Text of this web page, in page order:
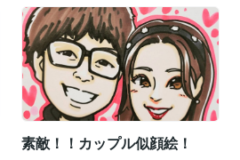
が出るよう、スーツ姿のお写真はカジュ
アルな服装にアレンジしたり、帽子を外
して描いたりと、バランスにも気を配っ
ています。背景はシンプルな白地に仕上
げ、皆さまの自然な笑顔と温かい空気感
が引き立つようデザインしました。お祝
いの文字と記念日を添え、心に残る特別
な一枚となりました。🖋 ご依頼者さまか
らも「とっても素敵に仕上げてくださっ
素敵！！カップル似顔絵！